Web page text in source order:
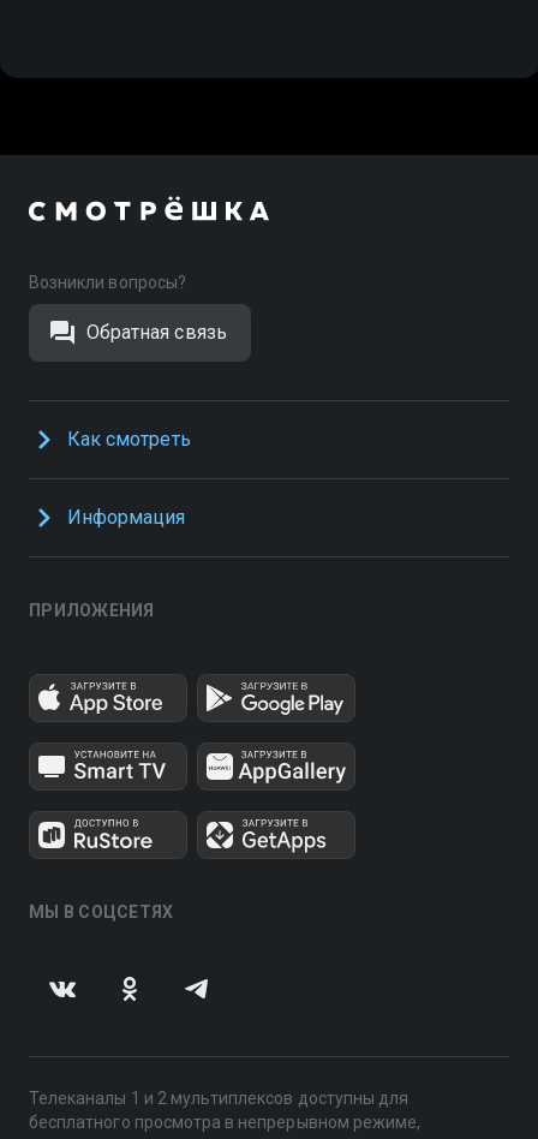
Возникли вопросы?
Обратная связь
Как смотреть
Информация
ПРИЛОЖЕНИЯ
МЫ В СОЦСЕТЯХ
Телеканалы 1 и 2 мультиплексов доступны для
бесплатного просмотра в непрерывном режиме,